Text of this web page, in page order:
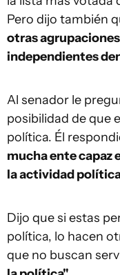
Pero dijo también
otras
independientes
Al senador le
posibilidad de que
política. Él
mucha ente capaz
la actividad
Dijo que si estas
política, lo hacen
que no buscan